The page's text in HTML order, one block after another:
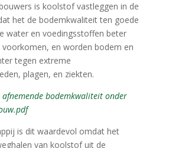
is koolstof vastleggen in de
het de bodemkwaliteit ten goede
water en voedingsstoffen beter
en worden bodem en
tegen extreme
plagen, en ziekten.
afnemende bodemkwaliteit onder
is dit waardevol omdat het
van koolstof uit de